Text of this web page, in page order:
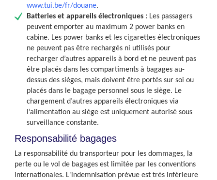
www.tui.be/fr/douane.
Batteries et appareils électroniques : Les passagers
peuvent emporter au maximum 2 power banks en
cabine. Les power banks et les cigarettes électroniques
ne peuvent pas être rechargés ni utilisés pour
recharger d’autres appareils à bord et ne peuvent pas
être placés dans les compartiments à bagages au-
dessus des sièges, mais doivent être portés sur soi ou
placés dans le bagage personnel sous le siège. Le
chargement d’autres appareils électroniques via
l’alimentation au siège est uniquement autorisé sous
surveillance constante.
Responsabilité bagages
La responsabilité du transporteur pour les dommages, la
perte ou le vol de bagages est limitée par les conventions
internationales. L'indemnisation prévue est très inférieure